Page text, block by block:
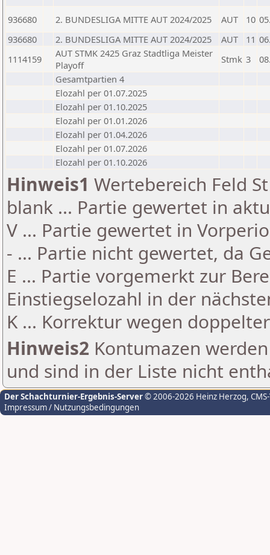
936680 2. BUNDESLIGA MITTE AUT 2024/2025 AUT 10
936680
2. BUNDESLIGA MITTE AUT 2024/2025 AUT 11
1114159
AUT STMK 2425 Graz Stadtliga Meister
Playoff
Stmk 3
Gesamtpartien 4
Elozahl per 01.07.2025
Elozahl per 01.10.2025
Elozahl per 01.01.2026
Elozahl per 01.04.2026
Elozahl per 01.07.2026
Elozahl per 01.10.2026
Hinweis1 Wertebereich Feld
blank ... Partie gewertet in
V ... Partie gewertet in
- ... Partie nicht gewertet, da
E ... Partie vorgemerkt zur
Einstiegselozahl in der
K ... Korrektur wegen
Hinweis2 Kontumazen
und sind in der Liste nicht
Der Schachturnier-Ergebnis-Server© 2006-2026 Heinz Herzog,
Impressum / Nutzungsbedingungen